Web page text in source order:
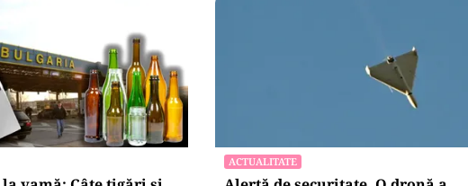
ACTUALITATE